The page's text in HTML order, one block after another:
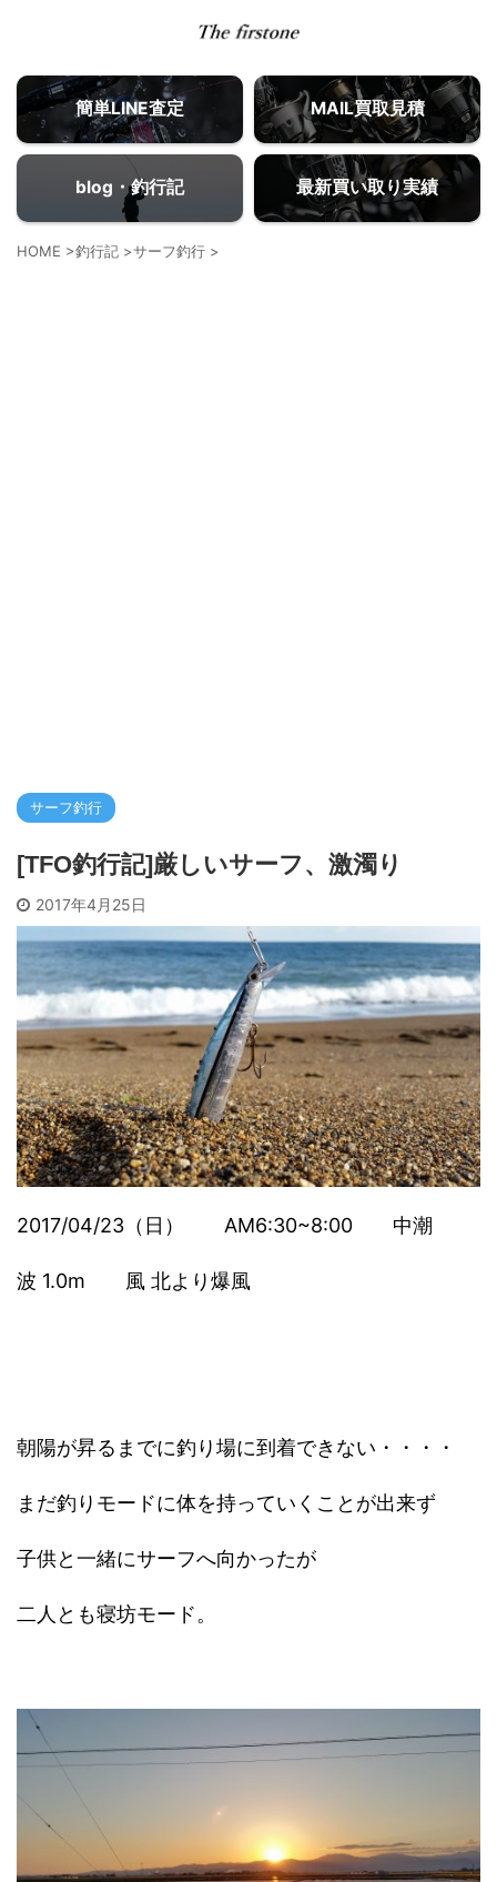
簡単LINE査定 MAIL買取見積
blog・釣行記 最新買い取り実績
HOME >釣行記 >サーフ釣行 >
サーフ釣行
[TFO釣行記]厳しいサーフ、激濁り
2017年4月25日
2017/04/23（日） AM6:30~8:00 中潮
波 1.0m 風 北より爆風
朝陽が昇るまでに釣り場に到着できない・・・・
まだ釣りモードに体を持っていくことが出来ず
子供と一緒にサーフへ向かったが
二人とも寝坊モード。